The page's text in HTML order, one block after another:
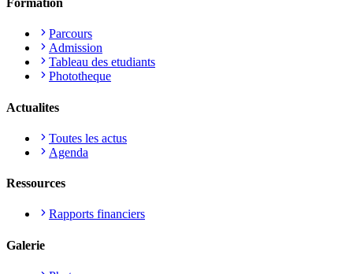
Formation
Parcours
Admission
Tableau des etudiants
Phototheque
Actualites
Toutes les actus
Agenda
Ressources
Rapports financiers
Galerie